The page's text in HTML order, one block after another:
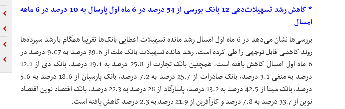
* کاهش رشد تسهیلات‌دهی 12 بانک بورسی از 54 درصد در 6 ماه اول پارسال به 10 درصد در 6 ماهه
امسال
بررسی‌ها نشان می‌دهد در 6 ماه اول امسال رشد مانده تسهیلات اعطایی بانک‌ها تقریبا همگام با رشد سپرده‌ها
روند کاهشی قابل توجهی را طی کرده است. رشد مانده تسهیلات بانک ملت از 39.6 درصد به 9.07 درصد در
6 ماه اول امسال کاهش یافته است. همچنین بانک تجارت از 25.8 درصد به 19.1 درصد، بانک دی از 12.1
درصد به منفی 3.1 درصد، بانک صادرات از 25.7 درصد به 7.2 درصد، بانک پارسیان از 18.6 درصد به 5.6
درصد، بانک سینا از 42.5
درصد
به 13.2 درصد، پاسارگاد از 28 درصد به 22.3 درصد، بانک اقتصاد نوین اقتصاد
نوین از 33.7 درصد به 7.8 درصد و کارآفرین از 21.9 درصد به 2.3 درصد کاهش یافته است.